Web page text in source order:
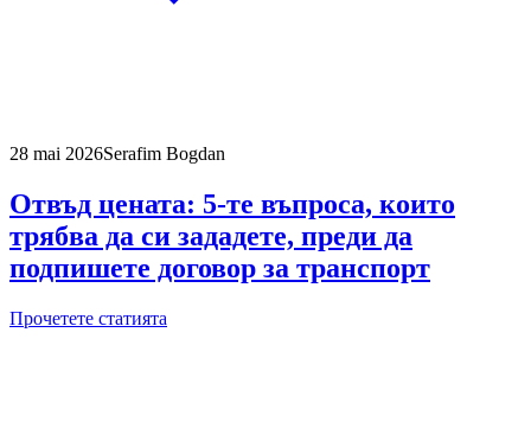
28 mai 2026Serafim Bogdan
Отвъд цената: 5-те въпроса, които
трябва да си зададете, преди да
подпишете договор за транспорт
Прочетете статията